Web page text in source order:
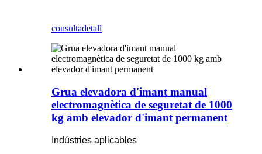
consultadetall
Grua elevadora d'imant manual
electromagnètica de seguretat de 1000
kg amb elevador d'imant permanent
Indústries aplicables